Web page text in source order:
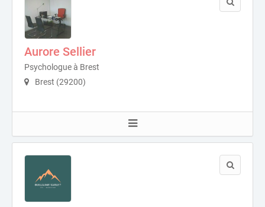
Aurore Sellier
Psychologue à Brest
Brest (29200)